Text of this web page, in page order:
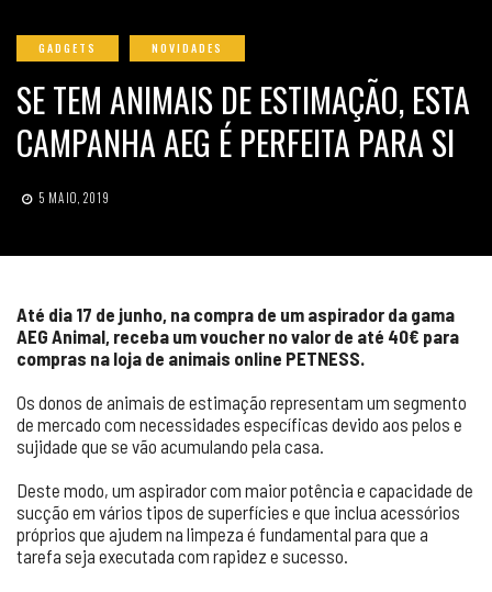
GADGETS NOVIDADES
SE TEM ANIMAIS DE ESTIMAÇÃO, ESTA
CAMPANHA AEG É PERFEITA PARA SI
5 MAIO, 2019
Até dia 17 de junho, na compra de um aspirador da gama
AEG Animal, receba um voucher no valor de até 40€ para
compras na loja de animais online PETNESS.
Os donos de animais de estimação representam um segmento
de mercado com necessidades específicas devido aos pelos e
sujidade que se vão acumulando pela casa.
Deste modo, um aspirador com maior potência e capacidade de
sucção em vários tipos de superfícies e que inclua acessórios
próprios que ajudem na limpeza é fundamental para que a
tarefa seja executada com rapidez e sucesso.